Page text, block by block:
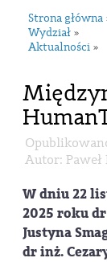
Strona główna
Wydział »
Aktualności »
Autor: Paweł
W dniu 22
2025 roku
Justyna
dr inż.